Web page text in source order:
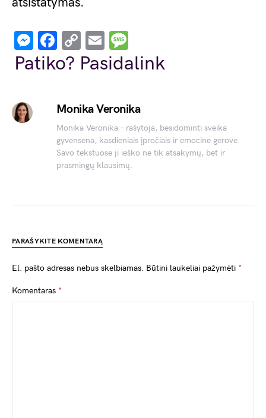
Messenger
Facebook
Copy
Link
Email
Patiko? Pasidalink
Monika Veronika
Monika Veronika – rašytoja, besidominti sveika
gyvensena, kasdieniais įpročiais ir emocine gerove.
Savo tekstuose ji ieško ne tik atsakymų, bet ir
prasmingų klausimų.
PARAŠYKITE KOMENTARĄ
El. pašto adresas nebus skelbiamas. Būtini laukeliai pažymėti *
Komentaras *